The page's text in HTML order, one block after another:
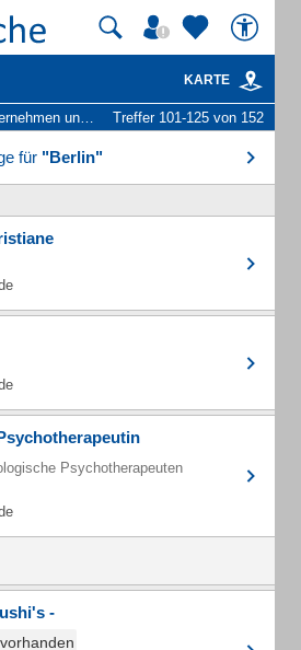
KARTE
und Personen Treffer 101-125 von 152
für "Berlin"
Psychotherapeuten
-